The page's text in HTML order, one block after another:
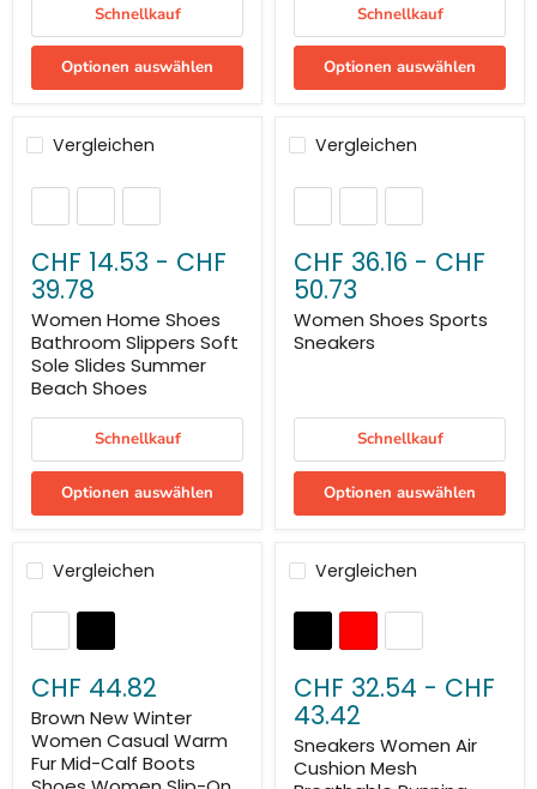
Schnellkauf
Optionen auswählen
Schnellkauf
Optionen auswählen
Vergleichen
CHF 14.53 - CHF
39.78
Women Home Shoes
Bathroom Slippers Soft
Sole Slides Summer
Beach Shoes
Schnellkauf
Optionen auswählen
Vergleichen
CHF 36.16 - CHF
50.73
Women Shoes Sports
Sneakers
Schnellkauf
Optionen auswählen
Vergleichen
CHF 44.82
Brown New Winter
Women Casual Warm
Fur Mid-Calf Boots
Vergleichen
CHF 32.54 - CHF
43.42
Sneakers Women Air
Cushion Mesh